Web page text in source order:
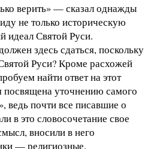
верить» — сказал однажды
не только историческую
идеал Святой Руси.
здесь сдаться, поскольку
Руси? Кроме расхожей
найти ответ на этот
посвящена уточнению самого
ведь почти все писавшие о
в это словосочетание свое
вносили в него
— религиозные,